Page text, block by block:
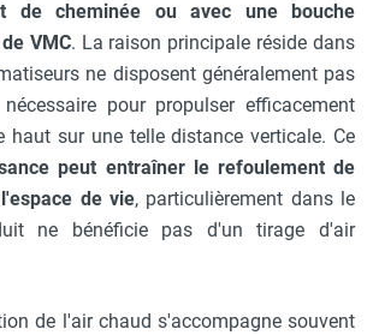
de cheminée ou avec une bouche
VMC. La raison principale réside dans
ne disposent généralement pas
pour propulser efficacement
haut sur une telle distance verticale. Ce
peut entraîner le refoulement de
de vie, particulièrement dans le
ne bénéficie pas d'un tirage d'air
de l'air chaud s'accompagne souvent